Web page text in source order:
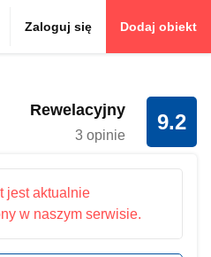
Zaloguj się Dodaj obiekt
9.2
Rewelacyjny
3 opinie
jest aktualnie
w naszym serwisie.